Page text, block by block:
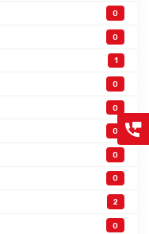
0
0
1
0
0
0
0
0
2
0